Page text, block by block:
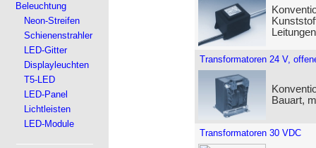
Beleuchtung
Neon-Streifen
Schienenstrahler
LED-Gitter
Displayleuchten
T5-LED
LED-Panel
Lichtleisten
LED-Module
Leitungen
Transformatoren 24 V,
Bauart,
Transformatoren 30 VDC